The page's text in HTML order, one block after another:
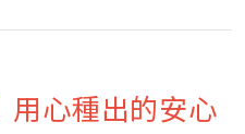
用心種出的安心